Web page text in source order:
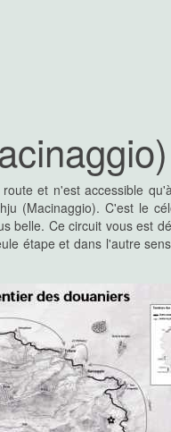
et n'est accessible
(Macinaggio). C'est le
belle. Ce circuit vous est
étape et dans l'autre